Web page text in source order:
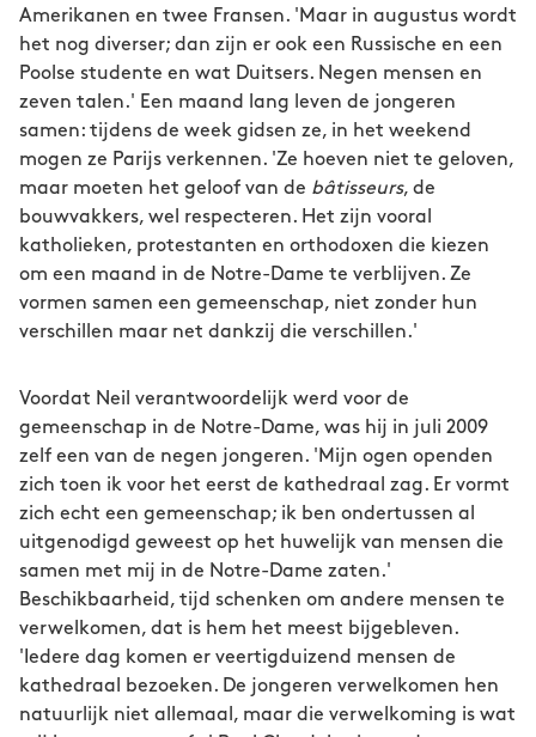
Amerikanen en twee Fransen. 'Maar in augustus wordt
het nog diverser; dan zijn er ook een Russische en een
Poolse studente en wat Duitsers. Negen mensen en
zeven talen.' Een maand lang leven de jongeren
samen: tijdens de week gidsen ze, in het weekend
mogen ze Parijs verkennen. 'Ze hoeven niet te geloven,
maar moeten het geloof van de bâtisseurs, de
bouwvakkers, wel respecteren. Het zijn vooral
katholieken, protestanten en orthodoxen die kiezen
om een maand in de Notre-Dame te verblijven. Ze
vormen samen een gemeenschap, niet zonder hun
verschillen maar net dankzij die verschillen.'
Voordat Neil verantwoordelijk werd voor de
gemeenschap in de Notre-Dame, was hij in juli 2009
zelf een van de negen jongeren. 'Mijn ogen openden
zich toen ik voor het eerst de kathedraal zag. Er vormt
zich echt een gemeenschap; ik ben ondertussen al
uitgenodigd geweest op het huwelijk van mensen die
samen met mij in de Notre-Dame zaten.'
Beschikbaarheid, tijd schenken om andere mensen te
verwelkomen, dat is hem het meest bijgebleven.
'Iedere dag komen er veertigduizend mensen de
kathedraal bezoeken. De jongeren verwelkomen hen
natuurlijk niet allemaal, maar die verwelkoming is wat